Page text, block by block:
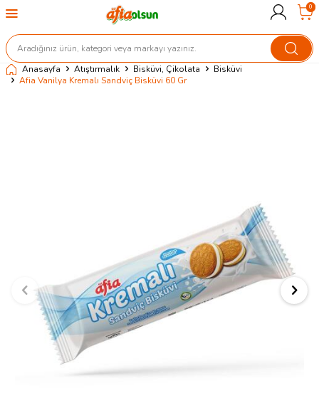
0
Anasayfa Atıştırmalık Bisküvi, Çikolata
Bisküvi
Afia Vanilya Kremalı Sandviç Bisküvi 60 Gr